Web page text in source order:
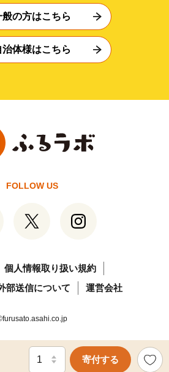
寄付する
般の方はこちら
治体様はこちら
FOLLOW US
個人情報取り扱い規約
部送信について
運営会社